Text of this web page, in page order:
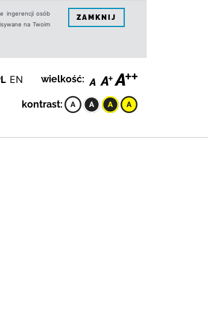
ingerencji osób
na Twoim
ZAMKNIJ
EN wielkość:
kontrast: